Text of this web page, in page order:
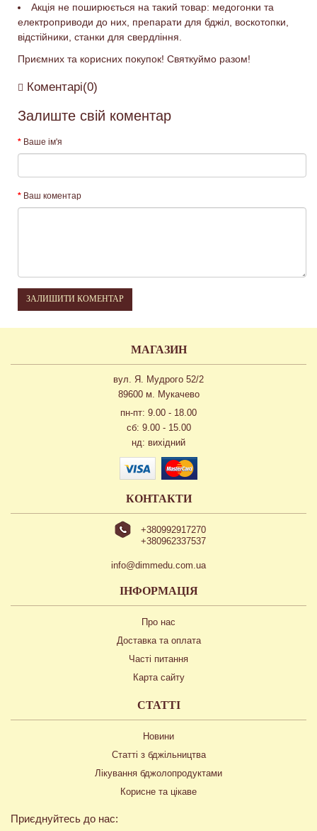
Акція не поширюється на такий товар: медогонки та
електроприводи до них, препарати для бджіл, воскотопки,
відстійники, станки для свердління.
Приємних та корисних покупок! Святкуймо разом!
Коментарі(0)
Залиште свій коментар
Ваше ім'я
Ваш коментар
ЗАЛИШИТИ КОМЕНТАР
МАГАЗИН
вул. Я. Мудрого 52/2
89600 м. Мукачево
пн-пт: 9.00 - 18.00
сб: 9.00 - 15.00
нд: вихідний
КОНТАКТИ
+380992917270
+380962337537
info@dimmedu.com.ua
ІНФОРМАЦІЯ
Про нас
Доставка та оплата
Часті питання
Карта сайту
СТАТТІ
Новини
Статті з бджільництва
Лікування бджолопродуктами
Корисне та цікаве
Приєднуйтесь до нас: